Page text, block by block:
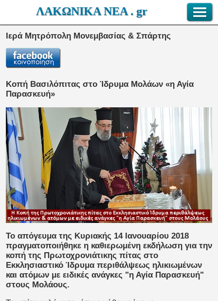
ΛΑΚΩΝΙΚΑ ΝΕΑ . gr
Ιερά Μητρόπολη Μονεμβασίας & Σπάρτης
Κοπή Βασιλόπιτας στο Ίδρυμα Μολάων «η Αγία
Παρασκευή»
Το απόγευμα της Κυριακής 14 Ιανουαρίου 2018
πραγματοποιήθηκε η καθιερωμένη εκδήλωση για την
κοπή της Πρωτοχρονιάτικης πίτας στο
Εκκλησιαστικό Ίδρυμα περιθάλψεως ηλικιωμένων
και ατόμων με ειδικές ανάγκες "η Αγία Παρασκευή"
στους Μολάους.